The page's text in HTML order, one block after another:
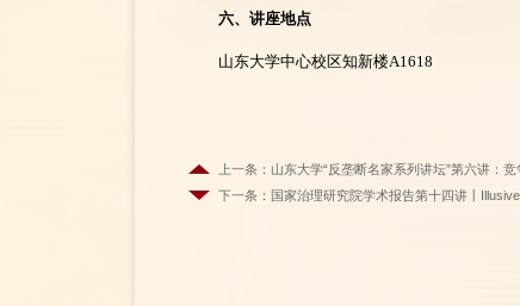
六、讲座地点
山东大学中心校区知新楼A1618
上一条：山东大学“反垄断名家系列讲坛”第六讲：
下一条：国家治理研究院学术报告第十四讲丨